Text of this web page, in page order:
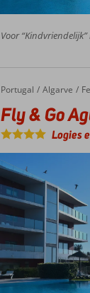
Voor
Home
Portugal Algarve
Fly & Go Agua Hotel Riverside
Fly & Go
Logies